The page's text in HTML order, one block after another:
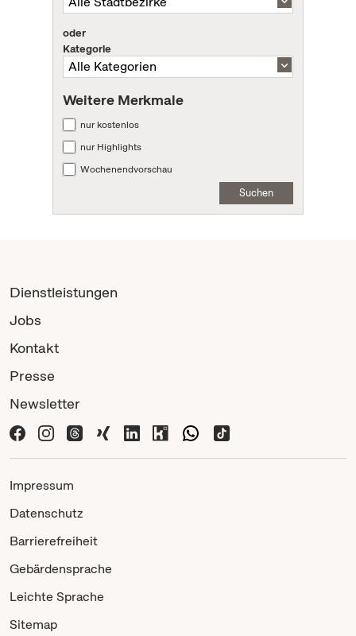
oder
Kategorie
Weitere Merkmale
nur kostenlos
nur Highlights
Wochenendvorschau
Suchen
Dienstleistungen
Jobs
Kontakt
Presse
Newsletter
Impressum
Datenschutz
Barrierefreiheit
Gebärdensprache
Leichte Sprache
Sitemap